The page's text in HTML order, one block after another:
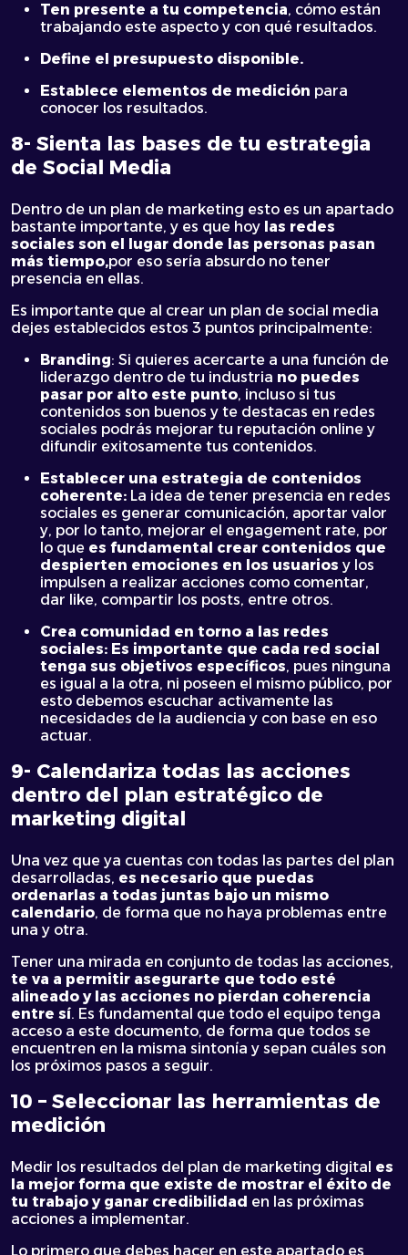
Ten presente a tu competencia, cómo están
trabajando este aspecto y con qué resultados.
Define el presupuesto disponible.
Establece elementos de medición para
conocer los resultados.
8- Sienta las bases de tu estrategia
de Social Media
Dentro de un plan de marketing esto es un apartado
bastante importante, y es que hoy las redes
sociales son el lugar donde las personas pasan
más tiempo,por eso sería absurdo no tener
presencia en ellas.
Es importante que al crear un plan de social media
dejes establecidos estos 3 puntos principalmente:
Branding: Si quieres acercarte a una función de
liderazgo dentro de tu industria no puedes
pasar por alto este punto, incluso si tus
contenidos son buenos y te destacas en redes
sociales podrás mejorar tu reputación online y
difundir exitosamente tus contenidos.
Establecer una estrategia de contenidos
coherente: La idea de tener presencia en redes
sociales es generar comunicación, aportar valor
y, por lo tanto, mejorar el engagement rate, por
lo que es fundamental crear contenidos que
despierten emociones en los usuarios y los
impulsen a realizar acciones como comentar,
dar like, compartir los posts, entre otros.
Crea comunidad en torno a las redes
sociales: Es importante que cada red social
tenga sus objetivos específicos, pues ninguna
es igual a la otra, ni poseen el mismo público, por
esto debemos escuchar activamente las
necesidades de la audiencia y con base en eso
actuar.
9- Calendariza todas las acciones
dentro del plan estratégico de
marketing digital
Una vez que ya cuentas con todas las partes del plan
desarrolladas, es necesario que puedas
ordenarlas a todas juntas bajo un mismo
calendario, de forma que no haya problemas entre
una y otra.
Tener una mirada en conjunto de todas las acciones,
te va a permitir asegurarte que todo esté
alineado y las acciones no pierdan coherencia
entre sí. Es fundamental que todo el equipo tenga
acceso a este documento, de forma que todos se
encuentren en la misma sintonía y sepan cuáles son
los próximos pasos a seguir.
10 – Seleccionar las herramientas de
medición
Medir los resultados del plan de marketing digital es
la mejor forma que existe de mostrar el éxito de
tu trabajo y ganar credibilidad en las próximas
acciones a implementar.
Lo primero que debes hacer en este apartado es